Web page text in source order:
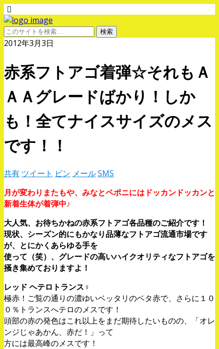
2012年3月3日
赤系フトアゴ着弾☆それもＡ
ＡＡグレードばかり！しか
も！全てナイスサイズのメス
です！！
共有 ツイート ピン メールSMS
月が変わりまたもや、みなとペポニにはドッカンドッカンと
新着生体が着弾中♪
大人気、お待ちかねの赤系フトアゴ各品種のご紹介です！
現状、シーズン的にもかなり品薄なフトアゴ流通市場です
が、とにかくあらゆる手を
使って（笑）、グレードの高いハイクオリティなフトアゴを
掻き集めておりますよ！
レッド ヘテロトランス♀
極赤！ご覧の通りの濃ゆいベッタリのベタ赤で、さらに１０
０％トランスへテロのメスです！
頭部の赤の発色はこれ以上をまだ期待したいものの、「オレ
ンジじゃあかん、赤だ！」って
方には最高峰のメスです！